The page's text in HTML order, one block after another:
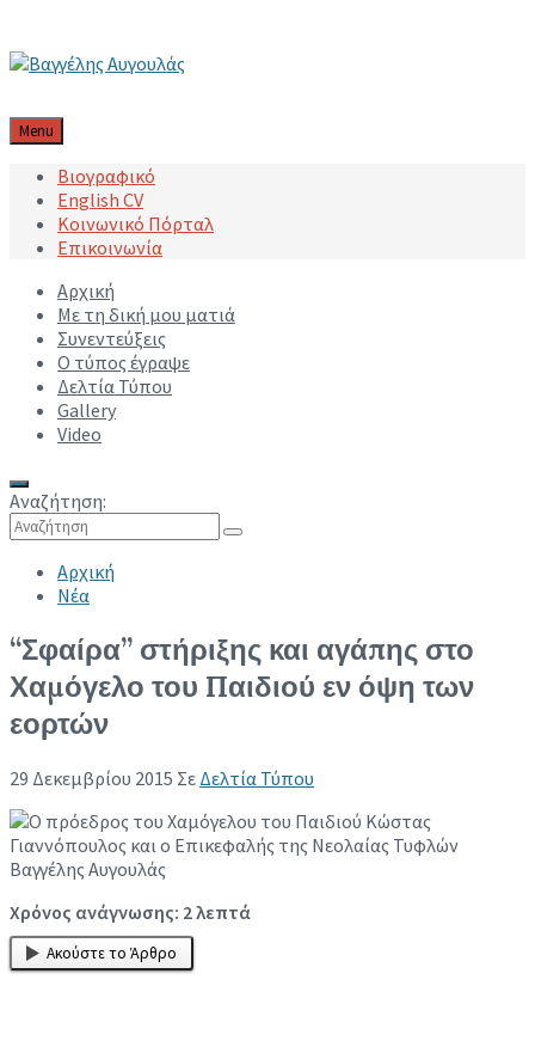
Menu
Βιογραφικό
English CV
Κοινωνικό Πόρταλ
Επικοινωνία
Αρχική
Με τη δική μου ματιά
Συνεντεύξεις
Ο τύπος έγραψε
Δελτία Τύπου
Gallery
Video
Αναζήτηση:
Αρχική
Νέα
“Σφαίρα” στήριξης και αγάπης στο
Χαμόγελο του Παιδιού εν όψη των
εορτών
29 Δεκεμβρίου 2015 Σε Δελτία Τύπου
Χρόνος ανάγνωσης: 2λεπτά
Ακούστε το Άρθρο